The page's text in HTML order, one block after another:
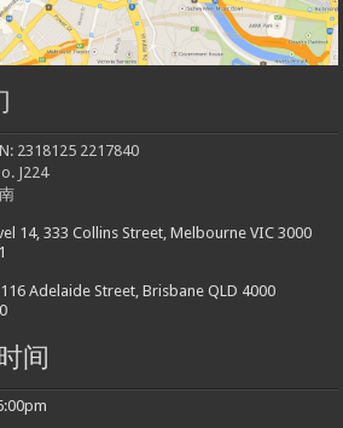
2318125 2217840
J224
14, 333 Collins Street, Melbourne VIC 3000
Adelaide Street, Brisbane QLD 4000
间